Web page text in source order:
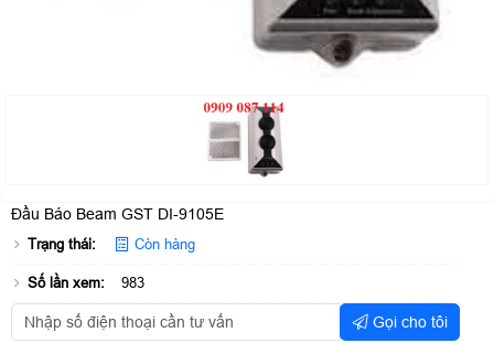
Đầu Báo Beam GST DI-9105E
Trạng thái: Còn hàng
Số lần xem: 983
Gọi cho tôi